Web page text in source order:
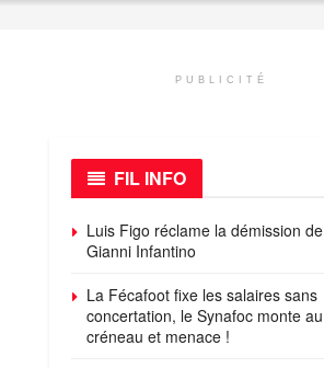
PUBLICITÉ
FIL INFO
Luis Figo réclame la démission de
Gianni Infantino
La Fécafoot fixe les salaires sans
concertation, le Synafoc monte au
créneau et menace !